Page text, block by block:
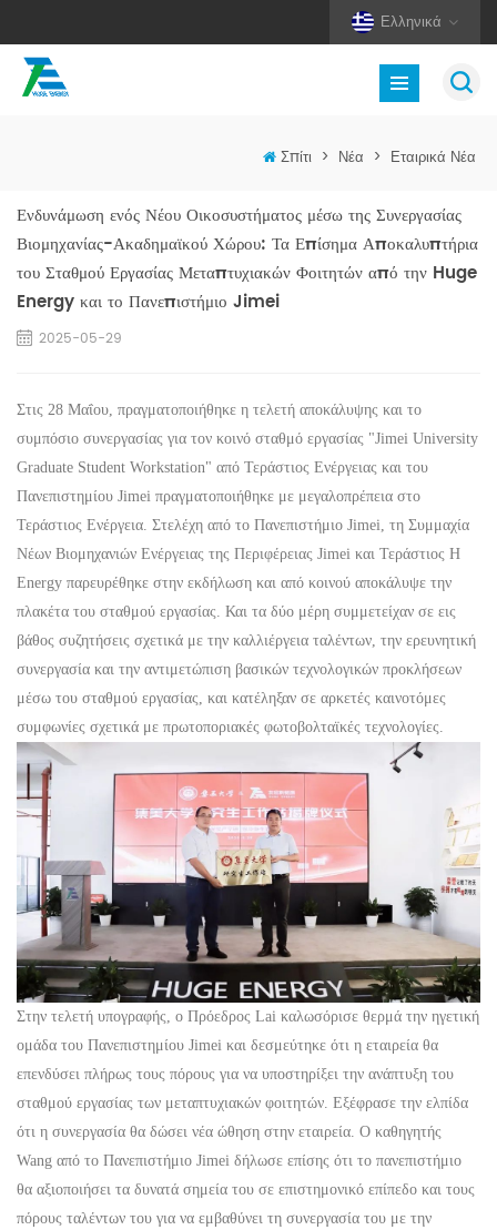
Ελληνικά
Σπίτι > Νέα > Εταιρικά Νέα
Ενδυνάμωση ενός Νέου Οικοσυστήματος μέσω της Συνεργασίας
Βιομηχανίας-Ακαδημαϊκού Χώρου: Τα Επίσημα Αποκαλυπτήρια
του Σταθμού Εργασίας Μεταπτυχιακών Φοιτητών από την Huge
Energy και το Πανεπιστήμιο Jimei
2025-05-29
Στις 28 Μαΐου, πραγματοποιήθηκε η τελετή αποκάλυψης και το
συμπόσιο συνεργασίας για τον κοινό σταθμό εργασίας "Jimei University
Graduate Student Workstation" από Τεράστιος Ενέργειας και του
Πανεπιστημίου Jimei πραγματοποιήθηκε με μεγαλοπρέπεια στο
Τεράστιος Ενέργεια. Στελέχη από το Πανεπιστήμιο Jimei, τη Συμμαχία
Νέων Βιομηχανιών Ενέργειας της Περιφέρειας Jimei και Τεράστιος Η
Energy παρευρέθηκε στην εκδήλωση και από κοινού αποκάλυψε την
πλακέτα του σταθμού εργασίας. Και τα δύο μέρη συμμετείχαν σε εις
βάθος συζητήσεις σχετικά με την καλλιέργεια ταλέντων, την ερευνητική
συνεργασία και την αντιμετώπιση βασικών τεχνολογικών προκλήσεων
μέσω του σταθμού εργασίας, και κατέληξαν σε αρκετές καινοτόμες
συμφωνίες σχετικά με πρωτοποριακές φωτοβολταϊκές τεχνολογίες.
Στην τελετή υπογραφής, ο Πρόεδρος Lai καλωσόρισε θερμά την ηγετική
ομάδα του Πανεπιστημίου Jimei και δεσμεύτηκε ότι η εταιρεία θα
επενδύσει πλήρως τους πόρους για να υποστηρίξει την ανάπτυξη του
σταθμού εργασίας των μεταπτυχιακών φοιτητών. Εξέφρασε την ελπίδα
ότι η συνεργασία θα δώσει νέα ώθηση στην εταιρεία. Ο καθηγητής
Wang από το Πανεπιστήμιο Jimei δήλωσε επίσης ότι το πανεπιστήμιο
θα αξιοποιήσει τα δυνατά σημεία του σε επιστημονικό επίπεδο και τους
πόρους ταλέντων του για να εμβαθύνει τη συνεργασία του με την